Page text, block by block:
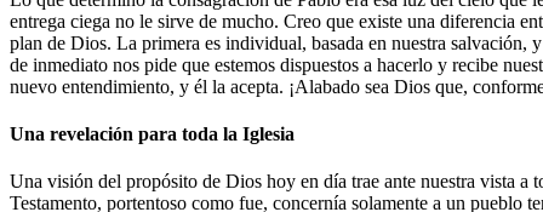
entrega ciega no le sirve de mucho. Creo que existe una diferencia
plan de Dios. La primera es individual, basada en nuestra salvación,
de inmediato nos pide que estemos dispuestos a hacerlo y recibe
nuevo entendimiento, y él la acepta. ¡Alabado sea Dios que,
Una revelación para toda la Iglesia
Una visión del propósito de Dios hoy en día trae ante nuestra vista
Testamento, portentoso como fue, concernía solamente a un pueblo